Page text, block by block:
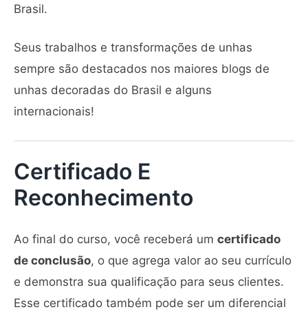
Brasil.
Seus trabalhos e transformações de unhas
sempre são destacados nos maiores blogs de
unhas decoradas do Brasil e alguns
internacionais!
Certificado E
Reconhecimento
Ao final do curso, você receberá um certificado
de conclusão, o que agrega valor ao seu currículo
e demonstra sua qualificação para seus clientes.
Esse certificado também pode ser um diferencial